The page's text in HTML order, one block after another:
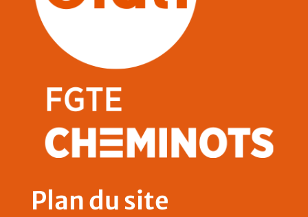
Plan du site